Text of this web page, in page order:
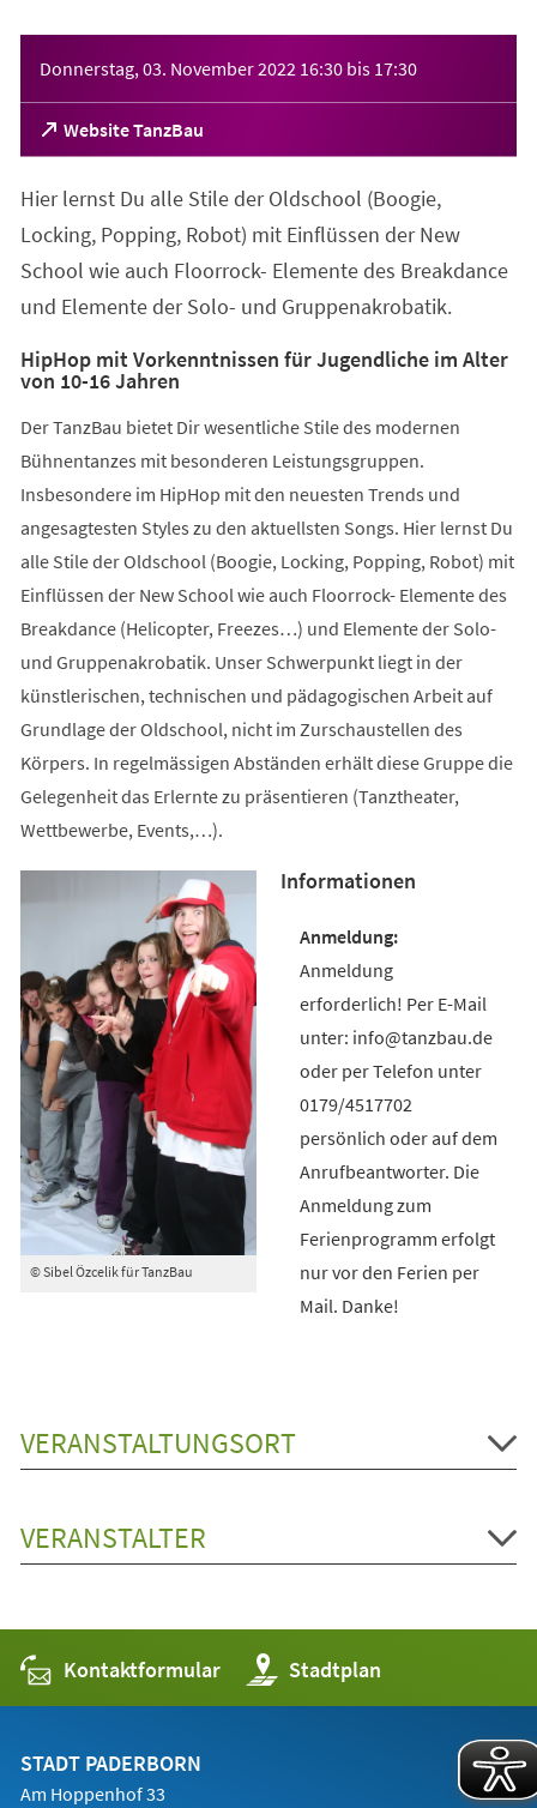
Donnerstag, 03. November 2022 16:30 bis 17:30
Website TanzBau
(Öffnet
in
neuen
Tab)
Hier lernst Du alle Stile der Oldschool (Boogie,
Locking, Popping, Robot) mit Einflüssen der New
School wie auch Floorrock- Elemente des Breakdance
und Elemente der Solo- und Gruppenakrobatik.
HipHop mit Vorkenntnissen für Jugendliche im Alter
von 10-16 Jahren
Der TanzBau bietet Dir wesentliche Stile des modernen
Bühnentanzes mit besonderen Leistungsgruppen.
Insbesondere im HipHop mit den neuesten Trends und
angesagtesten Styles zu den aktuellsten Songs. Hier lernst Du
alle Stile der Oldschool (Boogie, Locking, Popping, Robot) mit
Einflüssen der New School wie auch Floorrock- Elemente des
Breakdance (Helicopter, Freezes…) und Elemente der Solo-
und Gruppenakrobatik. Unser Schwerpunkt liegt in der
künstlerischen, technischen und pädagogischen Arbeit auf
Grundlage der Oldschool, nicht im Zurschaustellen des
Körpers. In regelmässigen Abständen erhält diese Gruppe die
Gelegenheit das Erlernte zu präsentieren (Tanztheater,
Wettbewerbe, Events,…).
© Sibel Özcelik für TanzBau
Informationen
Anmeldung
erforderlich! Per E-Mail
unter: info@tanzbau.de
oder per Telefon unter
0179/4517702
persönlich oder auf dem
Anrufbeantworter. Die
Anmeldung zum
Ferienprogramm erfolgt
nur vor den Ferien per
Mail. Danke!
VERANSTALTUNGSORT
VERANSTALTER
Kontaktformular Stadtplan
(Öffnet
in
einem
STADT PADERBORN
Am Hoppenhof 33